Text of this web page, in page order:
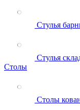
Стулья
Стулья
Столы
Столы